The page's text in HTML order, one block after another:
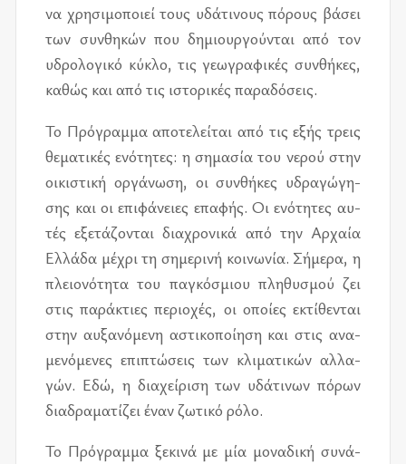
να χρη­σι­μο­ποιεί τους υδά­τι­νους πό­ρους βά­σει
των συν­θη­κών που δη­μιουρ­γού­νται από τον
υδρο­λο­γι­κό κύ­κλο, τις γε­ω­γρα­φι­κές συν­θή­κες,
κα­θώς και από τις ιστο­ρι­κές πα­ρα­δό­σεις.
Το Πρό­γραμ­μα απο­τε­λεί­ται από τις εξής τρεις
θε­μα­τι­κές ενό­τη­τες: η ση­μα­σία του νε­ρού στην
οι­κι­στι­κή ορ­γά­νω­ση, οι συν­θή­κες υδρα­γώ­γη­
σης και οι επι­φά­νειες επα­φής. Οι ενό­τη­τες αυ­
τές εξε­τά­ζο­νται δια­χρο­νι­κά από την Αρχαία
Ελλά­δα μέ­χρι τη ση­με­ρι­νή κοι­νω­νία. Σήμε­ρα, η
πλειο­νό­τη­τα του πα­γκό­σμιου πλη­θυ­σμού ζει
στις πα­ρά­κτιες πε­ριο­χές, οι οποί­ες εκτί­θε­νται
στην αυ­ξα­νό­με­νη αστι­κο­ποί­η­ση και στις ανα­
με­νό­με­νες επι­πτώ­σεις των κλι­μα­τι­κών αλ­λα­
γών. Εδώ, η δια­χεί­ρι­ση των υδά­τι­νων πό­ρων
δια­δρα­μα­τί­ζει έναν ζω­τι­κό ρόλο.
Το Πρό­γραμ­μα ξε­κι­νά με μία μο­να­δι­κή συ­νά­